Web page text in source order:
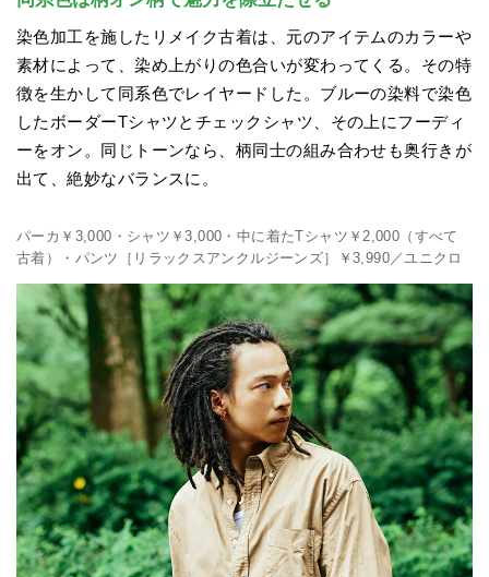
染色加工を施したリメイク古着は、元のアイテムのカラーや
素材によって、染め上がりの色合いが変わってくる。その特
徴を生かして同系色でレイヤードした。ブルーの染料で染色
したボーダーTシャツとチェックシャツ、その上にフーディ
ーをオン。同じトーンなら、柄同士の組み合わせも奥行きが
出て、絶妙なバランスに。
パーカ￥3,000・シャツ￥3,000・中に着たTシャツ￥2,000（すべて
古着）・パンツ［リラックスアンクルジーンズ］￥3,990／ユニクロ